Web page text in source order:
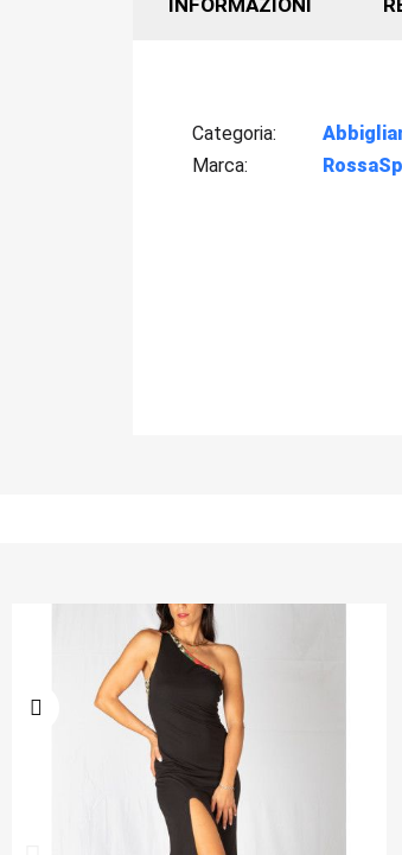
Categoria
Marca